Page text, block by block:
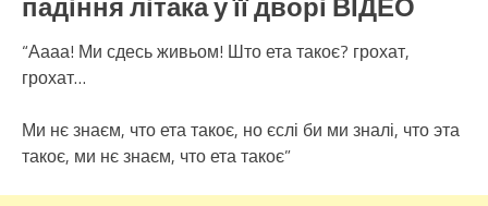
падіння літака у її дворі ВІДЕО
“Аааа! Ми сдесь живьом! Што ета такоє? грохат,
грохат…
Ми нє знаєм, что ета такоє, но єслі би ми зналі, что эта
такоє, ми нє знаєм, что ета такоє”